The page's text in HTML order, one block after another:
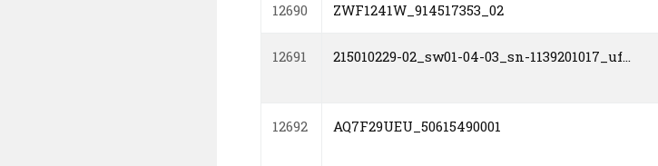
12690 ZWF1241W_914517353_02
12691 215010229-02_sw01-04-03_sn-1139201017_uf...
12692 AQ7F29UEU_50615490001